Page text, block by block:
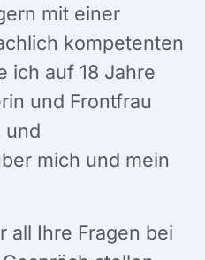
mit einer
kompetenten
ich auf 18 Jahre
und Frontfrau
und
mich und mein
all Ihre Fragen bei